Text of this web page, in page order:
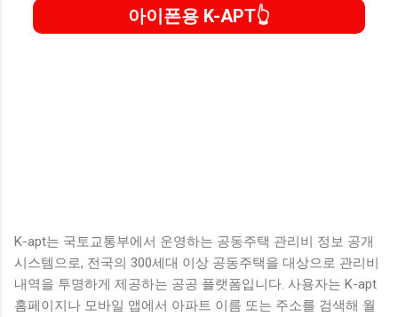
아이폰용 K-APT
K-apt는 국토교통부에서 운영하는 공동주택 관리비 정보 공개
시스템으로, 전국의 300세대 이상 공동주택을 대상으로 관리비
내역을 투명하게 제공하는 공공 플랫폼입니다. 사용자는 K-apt
홈페이지나 모바일 앱에서 아파트 이름 또는 주소를 검색해 월